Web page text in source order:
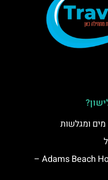
ומגלשות
איה נאפה מלון אדמס – Adams Beach Hotel –